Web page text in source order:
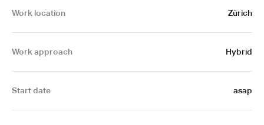
Work location Zürich
Work approach Hybrid
Start date asap